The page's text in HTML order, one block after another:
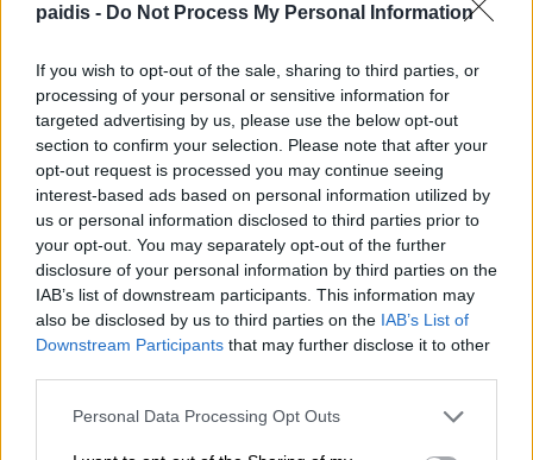
paidis - Do Not Process My Personal Information
If you wish to opt-out of the sale, sharing to third parties, or
processing of your personal or sensitive information for
targeted advertising by us, please use the below opt-out
section to confirm your selection. Please note that after your
opt-out request is processed you may continue seeing
interest-based ads based on personal information utilized by
us or personal information disclosed to third parties prior to
your opt-out. You may separately opt-out of the further
disclosure of your personal information by third parties on the
IAB’s list of downstream participants. This information may
also be disclosed by us to third parties on the IAB’s List of
Downstream Participants that may further disclose it to other
Personal Data Processing Opt Outs
σήμερα Σάββατο και αύριο Κυριακή
08/08/2026 , 9:01
Δύο ξεχωριστές εκδηλώσεις από τον
Πολιτιστικό Σύλλογο Κουτσουπιάς την
Κυριακή 9 Αυγούστου
08/08/2026 , 8:54
Ε. Λιακούλη: Το σκάνδαλο των
υποκλοπών δεν μπορεί να μείνει στο
σκοτάδι ενός αρχείου